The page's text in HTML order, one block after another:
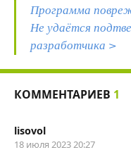
Программа
Не удаётся
разработчика >
КОММЕНТАРИЕВ 1
lisovol
18 июля 2023 20:27